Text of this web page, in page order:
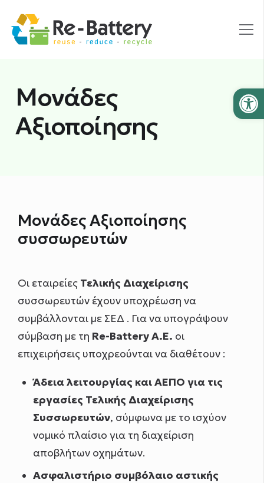
Μονάδες
Αξιοποίησης
Μονάδες Αξιοποίησης
συσσωρευτών
Οι εταιρείες Τελικής Διαχείρισης
συσσωρευτών έχουν υποχρέωση να
συμβάλλονται με ΣΕΔ . Για να υπογράψουν
σύμβαση με τη Re-Battery Α.Ε. οι
επιχειρήσεις υποχρεούνται να διαθέτουν :
Άδεια λειτουργίας και ΑΕΠΟ για τις
εργασίες Τελικής Διαχείρισης
Συσσωρευτών, σύμφωνα με το ισχύον
νομικό πλαίσιο για τη διαχείριση
αποβλήτων οχημάτων.
Ασφαλιστήριο συμβόλαιο αστικής